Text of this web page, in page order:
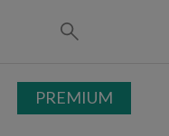
PREMIUM